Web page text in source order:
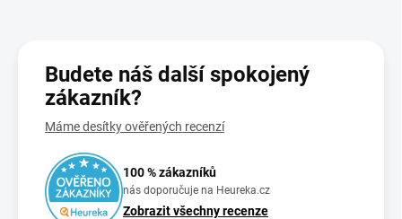
Budete náš další spokojený
zákazník?
Máme desítky ověřených recenzí
100 % zákazníků
nás doporučuje na Heureka.cz
Zobrazit všechny recenze